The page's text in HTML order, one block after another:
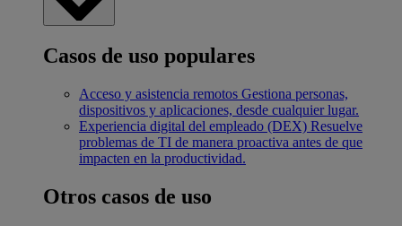
Casos de uso populares
Acceso y asistencia remotos Gestiona personas,
dispositivos y aplicaciones, desde cualquier lugar.
Experiencia digital del empleado (DEX) Resuelve
problemas de TI de manera proactiva antes de que
impacten en la productividad.
Otros casos de uso